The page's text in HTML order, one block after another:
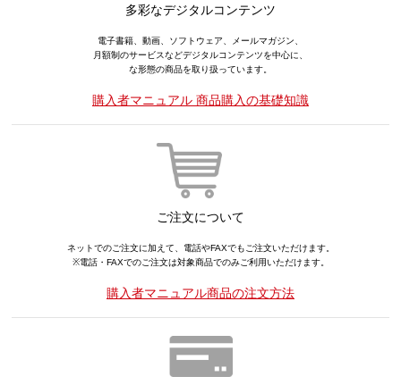
多彩なデジタルコンテンツ
電子書籍、動画、ソフトウェア、メールマガジン、
月額制のサービスなどデジタルコンテンツを中心に、
な形態の商品を取り扱っています。
購入者マニュアル 商品購入の基礎知識
ご注文について
ネットでのご注文に加えて、電話やFAXでもご注文いただけます。
※電話・FAXでのご注文は対象商品でのみご利用いただけます。
購入者マニュアル商品の注文方法